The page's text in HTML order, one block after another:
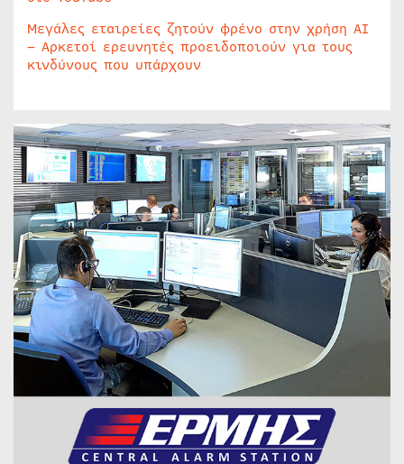
Μεγάλες εταιρείες ζητούν φρένο στην χρήση AI
– Αρκετοί ερευνητές προειδοποιούν για τους
κινδύνους που υπάρχουν